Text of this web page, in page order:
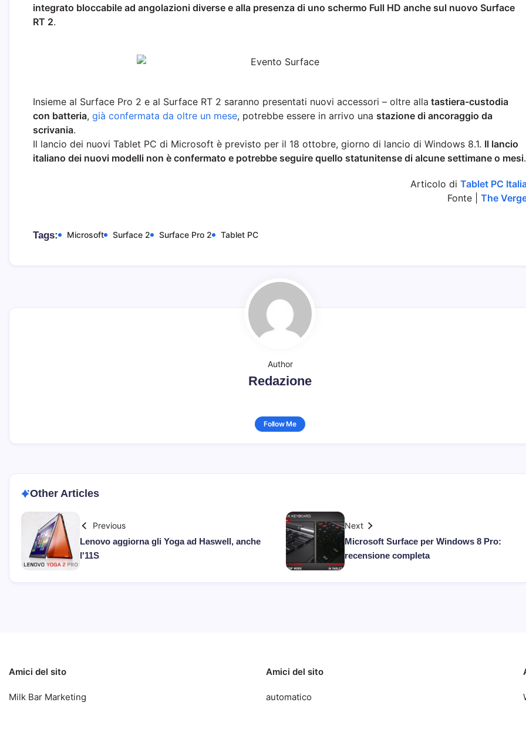
integrato bloccabile ad angolazioni diverse e alla presenza di uno schermo Full HD anche sul nuovo Surface
RT 2.
Insieme al Surface Pro 2 e al Surface RT 2 saranno presentati nuovi accessori – oltre alla tastiera-custodia
con batteria, già confermata da oltre un mese, potrebbe essere in arrivo una stazione di ancoraggio da
scrivania.
Il lancio dei nuovi Tablet PC di Microsoft è previsto per il 18 ottobre, giorno di lancio di Windows 8.1. Il lancio
italiano dei nuovi modelli non è confermato e potrebbe seguire quello statunitense di alcune settimane o mesi.
Articolo di Tablet PC
Fonte | The
Tags: Microsoft Surface 2 Surface Pro 2 Tablet PC
Author
Redazione
Follow Me
Other Articles
Previous
Lenovo aggiorna gli Yoga ad Haswell, anche
l'11S
Next
Microsoft Surface per Windows 8 Pro:
recensione completa
Amici del sito
Milk Bar Marketing
Amici del sito
automatico